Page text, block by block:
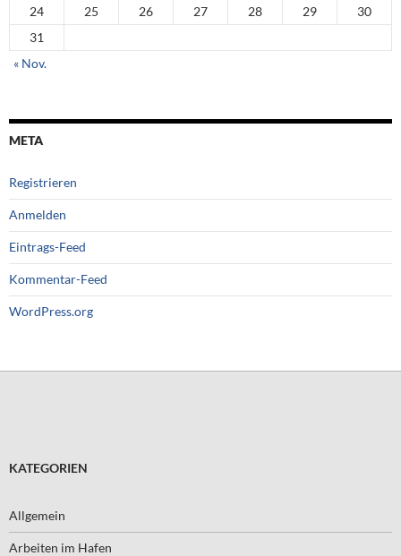
24
25 26 27 28 29
30
31
« Nov.
META
Registrieren
Anmelden
Eintrags-Feed
Kommentar-Feed
WordPress.org
KATEGORIEN
Allgemein
Arbeiten im Hafen